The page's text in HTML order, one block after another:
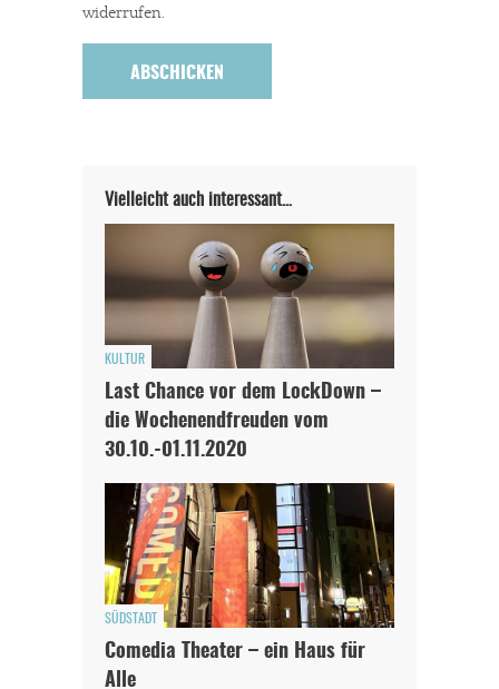
widerrufen.
Vielleicht auch interessant…
KULTUR
Last Chance vor dem LockDown –
die Wochenendfreuden vom
30.10.-01.11.2020
SÜDSTADT
Comedia Theater – ein Haus für
Alle